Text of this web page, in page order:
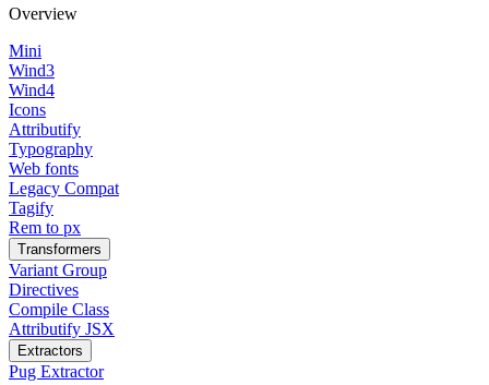
Overview
Mini
Wind3
Wind4
Icons
Attributify
Typography
Web fonts
Legacy Compat
Tagify
Rem to px
Transformers
Variant Group
Directives
Compile Class
Attributify JSX
Extractors
Pug Extractor